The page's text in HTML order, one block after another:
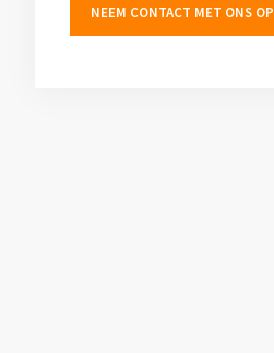
hier?
NEEM CONTACT MET ONS OP